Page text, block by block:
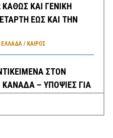
ΚΑΙ ΓΕΝΙΚΗ
ΕΩΣ ΚΑΙ ΤΗΝ
ΕΛΛΑΔA/ ΚΑΙΡΌΣ
ΣΤΟΝ
– ΥΠΟΨΙΕΣ ΓΙΑ